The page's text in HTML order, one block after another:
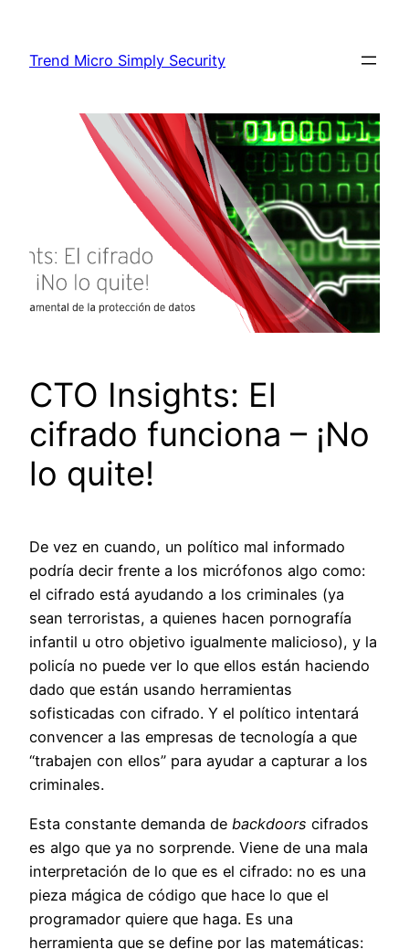
content
Trend Micro Simply Security
CTO Insights: El
cifrado funciona – ¡No
lo quite!
De vez en cuando, un político mal informado
podría decir frente a los micrófonos algo como:
el cifrado está ayudando a los criminales (ya
sean terroristas, a quienes hacen pornografía
infantil u otro objetivo igualmente malicioso), y la
policía no puede ver lo que ellos están haciendo
dado que están usando herramientas
sofisticadas con cifrado. Y el político intentará
convencer a las empresas de tecnología a que
“trabajen con ellos” para ayudar a capturar a los
criminales.
Esta constante demanda de backdoors cifrados
es algo que ya no sorprende. Viene de una mala
interpretación de lo que es el cifrado: no es una
pieza mágica de código que hace lo que el
programador quiere que haga. Es una
herramienta que se define por las matemáticas: